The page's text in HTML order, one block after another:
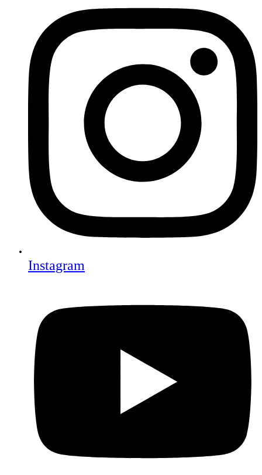
Instagram